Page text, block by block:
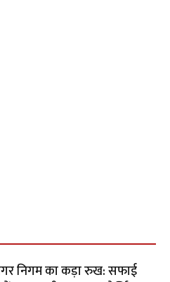
निगम का कड़ा रुख: सफाई